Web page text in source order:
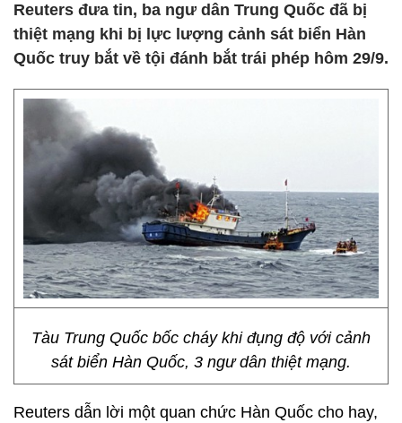
Reuters đưa tin, ba ngư dân Trung Quốc đã bị
thiệt mạng khi bị lực lượng cảnh sát biển Hàn
Quốc truy bắt về tội đánh bắt trái phép hôm 29/9.
Tàu Trung Quốc bốc cháy khi đụng độ với cảnh
sát biển Hàn Quốc, 3 ngư dân thiệt mạng.
Reuters dẫn lời một quan chức Hàn Quốc cho hay,